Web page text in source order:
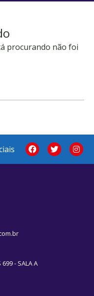
procurando não foi
699 - SALA A